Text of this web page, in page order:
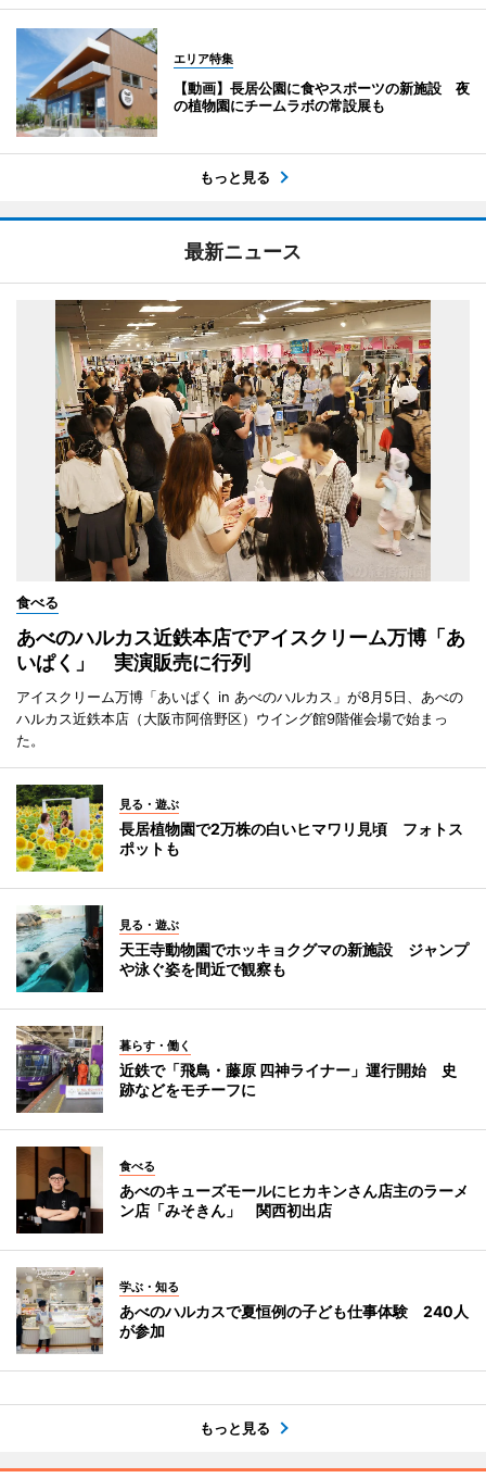
エリア特集
【動画】長居公園に食やスポーツの新施設 夜
の植物園にチームラボの常設展も
もっと見る
最新ニュース
食べる
あべのハルカス近鉄本店でアイスクリーム万博「あ
いぱく」 実演販売に行列
アイスクリーム万博「あいぱく in あべのハルカス」が8月5日、あべの
ハルカス近鉄本店（大阪市阿倍野区）ウイング館9階催会場で始まっ
た。
見る・遊ぶ
長居植物園で2万株の白いヒマワリ見頃 フォトス
ポットも
見る・遊ぶ
天王寺動物園でホッキョクグマの新施設 ジャンプ
や泳ぐ姿を間近で観察も
暮らす・働く
近鉄で「飛鳥・藤原 四神ライナー」運行開始 史
跡などをモチーフに
食べる
あべのキューズモールにヒカキンさん店主のラーメ
ン店「みそきん」 関西初出店
学ぶ・知る
あべのハルカスで夏恒例の子ども仕事体験 240人
が参加
もっと見る